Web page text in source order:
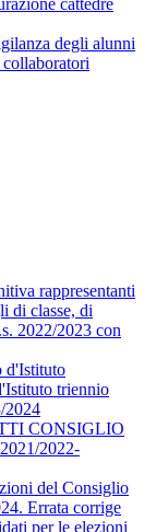
cattedre
degli alunni
collaboratori
rappresentanti
di classe, di
2022/2023 con
d'Istituto
triennio
2024
CONSIGLIO
2022-
del Consiglio
Errata corrige
per le elezioni